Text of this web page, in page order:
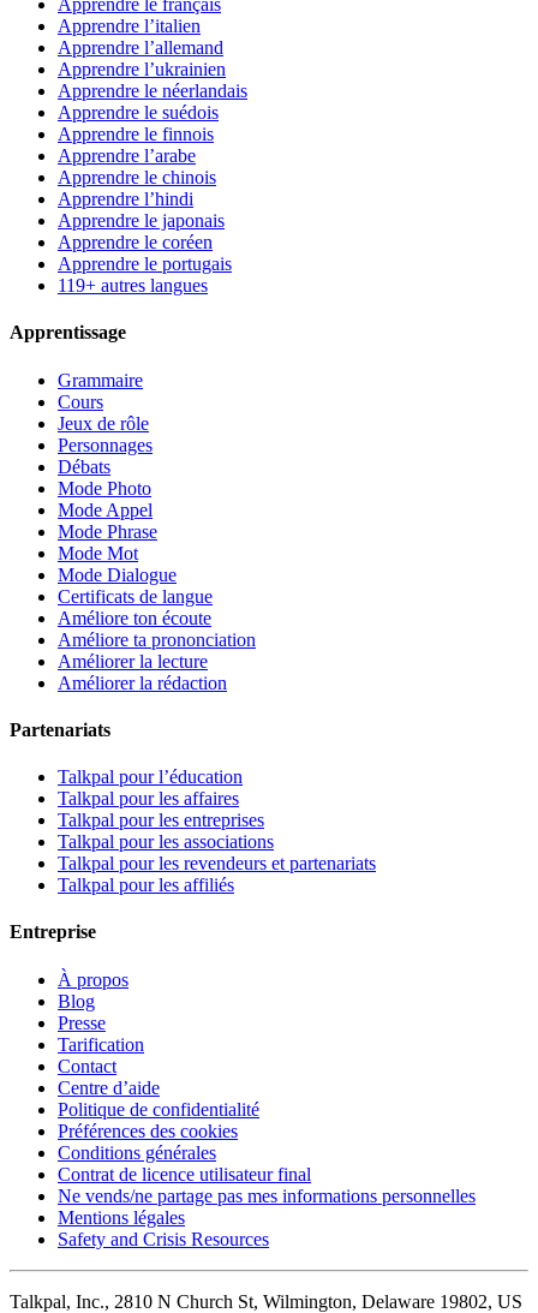
Apprendre le français
Apprendre l’italien
Apprendre l’allemand
Apprendre l’ukrainien
Apprendre le néerlandais
Apprendre le suédois
Apprendre le finnois
Apprendre l’arabe
Apprendre le chinois
Apprendre l’hindi
Apprendre le japonais
Apprendre le coréen
Apprendre le portugais
119+ autres langues
Apprentissage
Grammaire
Cours
Jeux de rôle
Personnages
Débats
Mode Photo
Mode Appel
Mode Phrase
Mode Mot
Mode Dialogue
Certificats de langue
Améliore ton écoute
Améliore ta prononciation
Améliorer la lecture
Améliorer la rédaction
Partenariats
Talkpal pour l’éducation
Talkpal pour les affaires
Talkpal pour les entreprises
Talkpal pour les associations
Talkpal pour les revendeurs et partenariats
Talkpal pour les affiliés
Entreprise
À propos
Blog
Presse
Tarification
Contact
Centre d’aide
Politique de confidentialité
Préférences des cookies
Conditions générales
Contrat de licence utilisateur final
Ne vends/ne partage pas mes informations personnelles
Mentions légales
Safety and Crisis Resources
Talkpal, Inc., 2810 N Church St, Wilmington, Delaware 19802, US